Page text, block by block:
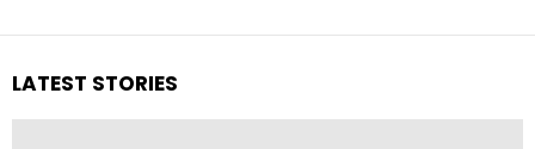
LATEST STORIES